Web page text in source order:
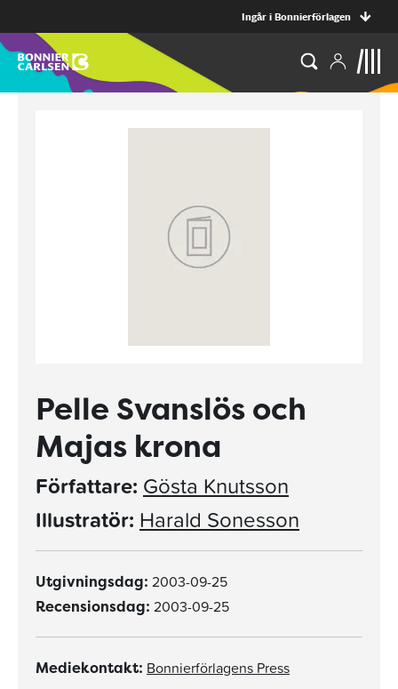
Ingår i Bonnierförlagen
Pelle Svanslös och
Majas krona
Författare: Gösta Knutsson
Illustratör: Harald Sonesson
Utgivningsdag: 2003-09-25
Recensionsdag: 2003-09-25
Mediekontakt: Bonnierförlagens Press